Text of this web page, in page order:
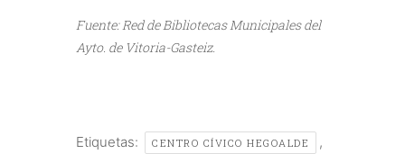
Fuente: Red de Bibliotecas Municipales del
Ayto. de Vitoria-Gasteiz.
Etiquetas: CENTRO CÍVICO HEGOALDE ,